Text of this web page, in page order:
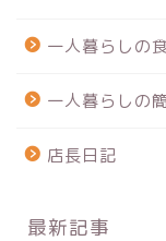
一人暮らしの
一人暮らしの
店長日記
最新記事